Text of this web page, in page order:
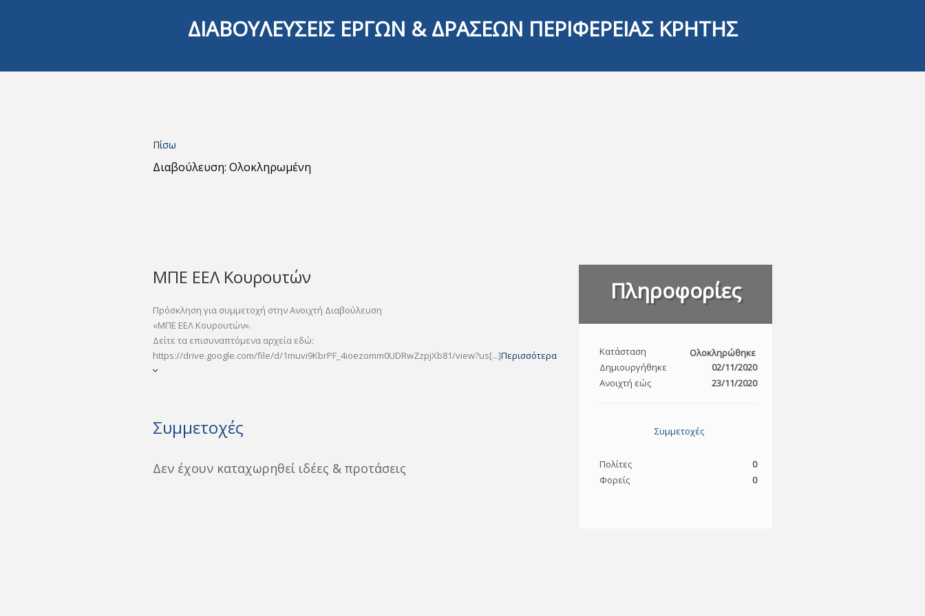
ΔΙΑΒΟΥΛΕΥΣΕΙΣ ΕΡΓΩΝ & ΔΡΑΣΕΩΝ ΠΕΡΙΦΕΡΕΙΑΣ ΚΡΗΤΗΣ
Πίσω
Διαβούλευση: Ολοκληρωμένη
ΜΠΕ ΕΕΛ Κουρουτών
Πρόσκληση για συμμετοχή στην Ανοιχτή Διαβούλευση
«ΜΠΕ ΕΕΛ Κουρουτών».
Δείτε τα επισυναπτόμενα αρχεία εδώ:
https://drive.google.com/file/d/1muvi9KbrPF_4ioezomm0UDRwZzpjXb81/view?us[...]Περισσότερα
Συμμετοχές
Δεν έχουν καταχωρηθεί ιδέες & προτάσεις
Πληροφορίες
Κατάσταση
Ολοκληρώθηκε
Δημιουργήθηκε
02/11/2020
Ανοιχτή εώς
23/11/2020
Συμμετοχές
Πολίτες
0
Φορείς
0